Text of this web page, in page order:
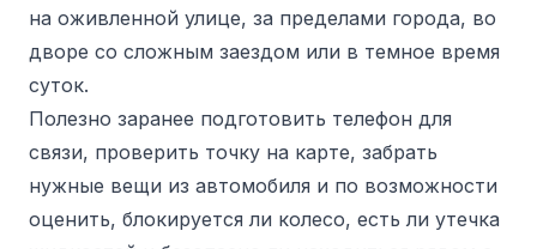
на оживленной улице, за пределами города, во
дворе со сложным заездом или в темное время
суток.
Полезно заранее подготовить телефон для
связи, проверить точку на карте, забрать
нужные вещи из автомобиля и по возможности
оценить, блокируется ли колесо, есть ли утечка